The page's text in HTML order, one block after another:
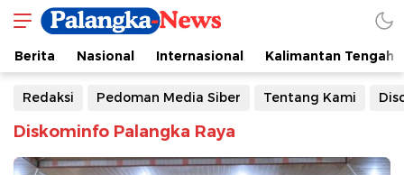
Berita Nasional Internasional Kalimantan Tengah
Redaksi Pedoman Media Siber Tentang Kami
Diskominfo Palangka Raya